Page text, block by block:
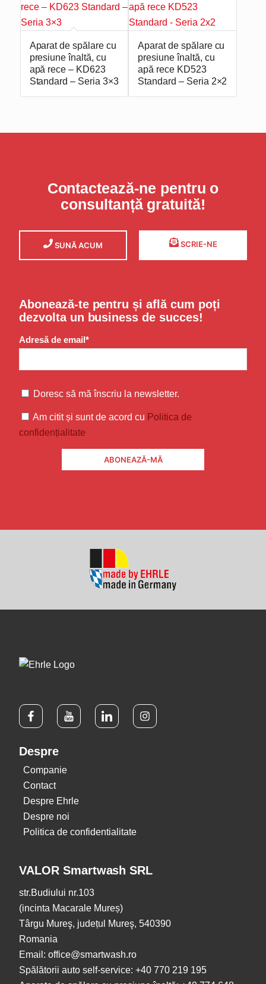
Aparat de spălare cu
presiune înaltă, cu
apă rece – KD623
Standard – Seria 3×3
Aparat de spălare cu
presiune înaltă, cu
apă rece KD523
Standard – Seria 2×2
Contactează-ne pentru o
consultanță gratuită!
SUNĂ ACUM SCRIE-NE
Abonează-te pentru și află cum poți
dezvolta un business de succes!
Adresă de email*
Doresc să mă înscriu la newsletter.
Am citit și sunt de acord cu Politica de
confidențialitate
Despre
Companie
Contact
Despre Ehrle
Despre noi
Politica de confidentialitate
VALOR Smartwash SRL
str.Budiului nr.103
(incinta Macarale Mureș)
Târgu Mureş, județul Mureş, 540390
Romania
Email: office@smartwash.ro
Spălătorii auto self-service: +40 770 219 195